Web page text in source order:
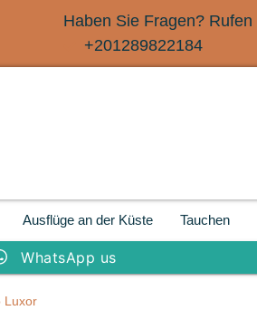
Haben Sie Fragen?
+201289822184
Ausflüge an der Küste Tauchen
WhatsApp us
Luxor